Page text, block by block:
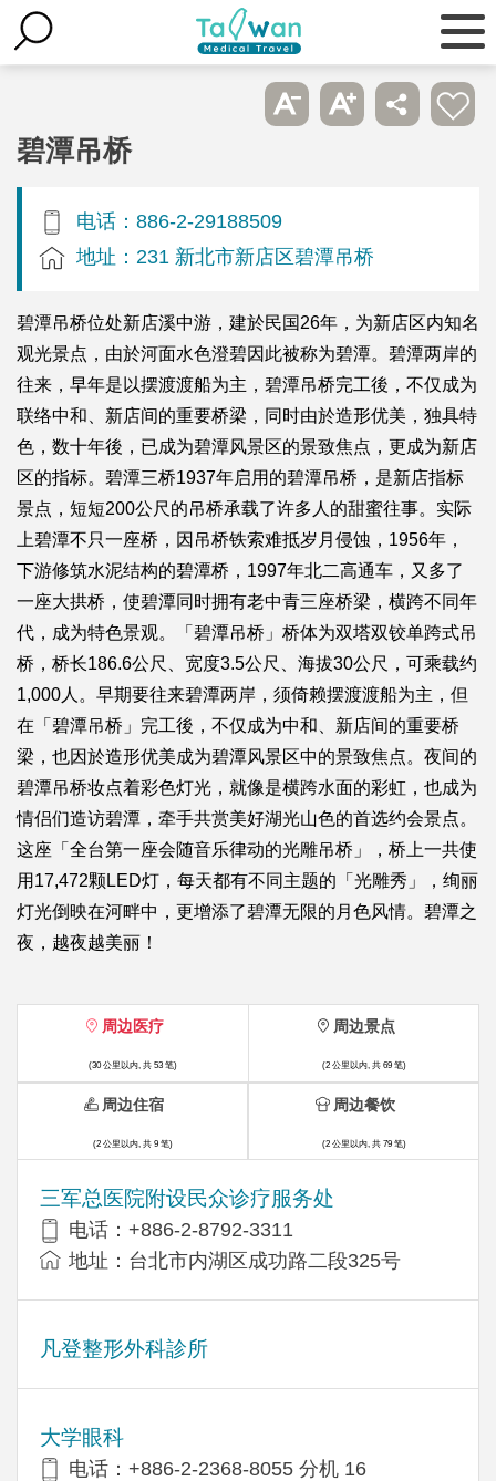
碧潭吊桥
电话：886-2-29188509
地址：231 新北市新店区碧潭吊桥
碧潭吊桥位处新店溪中游，建於民国26年，为新店区内知名
观光景点，由於河面水色澄碧因此被称为碧潭。碧潭两岸的
往来，早年是以摆渡渡船为主，碧潭吊桥完工後，不仅成为
联络中和、新店间的重要桥梁，同时由於造形优美，独具特
色，数十年後，已成为碧潭风景区的景致焦点，更成为新店
区的指标。碧潭三桥1937年启用的碧潭吊桥，是新店指标
景点，短短200公尺的吊桥承载了许多人的甜蜜往事。实际
上碧潭不只一座桥，因吊桥铁索难抵岁月侵蚀，1956年，
下游修筑水泥结构的碧潭桥，1997年北二高通车，又多了
一座大拱桥，使碧潭同时拥有老中青三座桥梁，横跨不同年
代，成为特色景观。「碧潭吊桥」桥体为双塔双铰单跨式吊
桥，桥长186.6公尺、宽度3.5公尺、海拔30公尺，可乘载约
1,000人。早期要往来碧潭两岸，须倚赖摆渡渡船为主，但
在「碧潭吊桥」完工後，不仅成为中和、新店间的重要桥
梁，也因於造形优美成为碧潭风景区中的景致焦点。夜间的
碧潭吊桥妆点着彩色灯光，就像是横跨水面的彩虹，也成为
情侣们造访碧潭，牵手共赏美好湖光山色的首选约会景点。
这座「全台第一座会随音乐律动的光雕吊桥」，桥上一共使
用17,472颗LED灯，每天都有不同主题的「光雕秀」，绚丽
灯光倒映在河畔中，更增添了碧潭无限的月色风情。碧潭之
夜，越夜越美丽！
周边医疗
(30 公里以内, 共 53 笔)
三军总医院附设民众诊疗服务处
电话：+886-2-8792-3311
地址：台北市内湖区成功路二段325号
凡登整形外科診所
大学眼科
电话：+886-2-2368-8055 分机 16
周边景点
(2 公里以内, 共 69 笔)
周边住宿
(2 公里以内, 共 9 笔)
周边餐饮
(2 公里以内, 共 79 笔)